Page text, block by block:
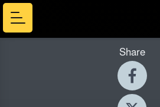
Share